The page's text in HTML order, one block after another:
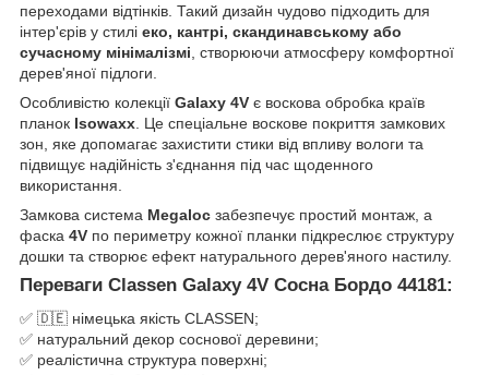
переходами відтінків. Такий дизайн чудово підходить для
інтер'єрів у стилі еко, кантрі, скандинавському або
сучасному мінімалізмі , створюючи атмосферу комфортної
дерев'яної підлоги.
Особливістю колекції Galaxy 4V є воскова обробка країв
планок Isowaxx . Це спеціальне воскове покриття замкових
зон, яке допомагає захистити стики від впливу вологи та
підвищує надійність з'єднання під час щоденного
використання.
Замкова система Megaloc забезпечує простий монтаж, а
фаска 4V по периметру кожної планки підкреслює структуру
дошки та створює ефект натурального дерев'яного настилу.
Переваги Classen Galaxy 4V Сосна Бордо 44181:
✅ 🇩🇪 німецька якість CLASSEN;
✅ натуральний декор соснової деревини;
✅ реалістична структура поверхні;